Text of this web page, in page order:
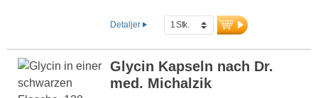
förpackningen av HDPE är fri från
mjukgörare, vilket ytterligare säkerställer
mer information om Glycin Pulver
Detaljer
Glycin Kapseln nach Dr.
med. Michalzik